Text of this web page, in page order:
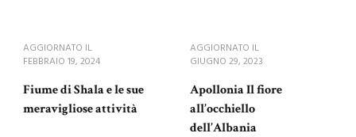
AGGIORNATO IL
FEBBRAIO 19, 2024
Fiume di Shala e le sue
meravigliose attività
AGGIORNATO IL
GIUGNO 29, 2023
Apollonia Il fiore
all’occhiello
dell’Albania